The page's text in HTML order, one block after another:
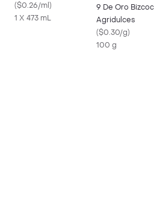
($0.26/ml)
1 X 473 mL
9 De Oro
Agridulces
($0.30/g)
100 g